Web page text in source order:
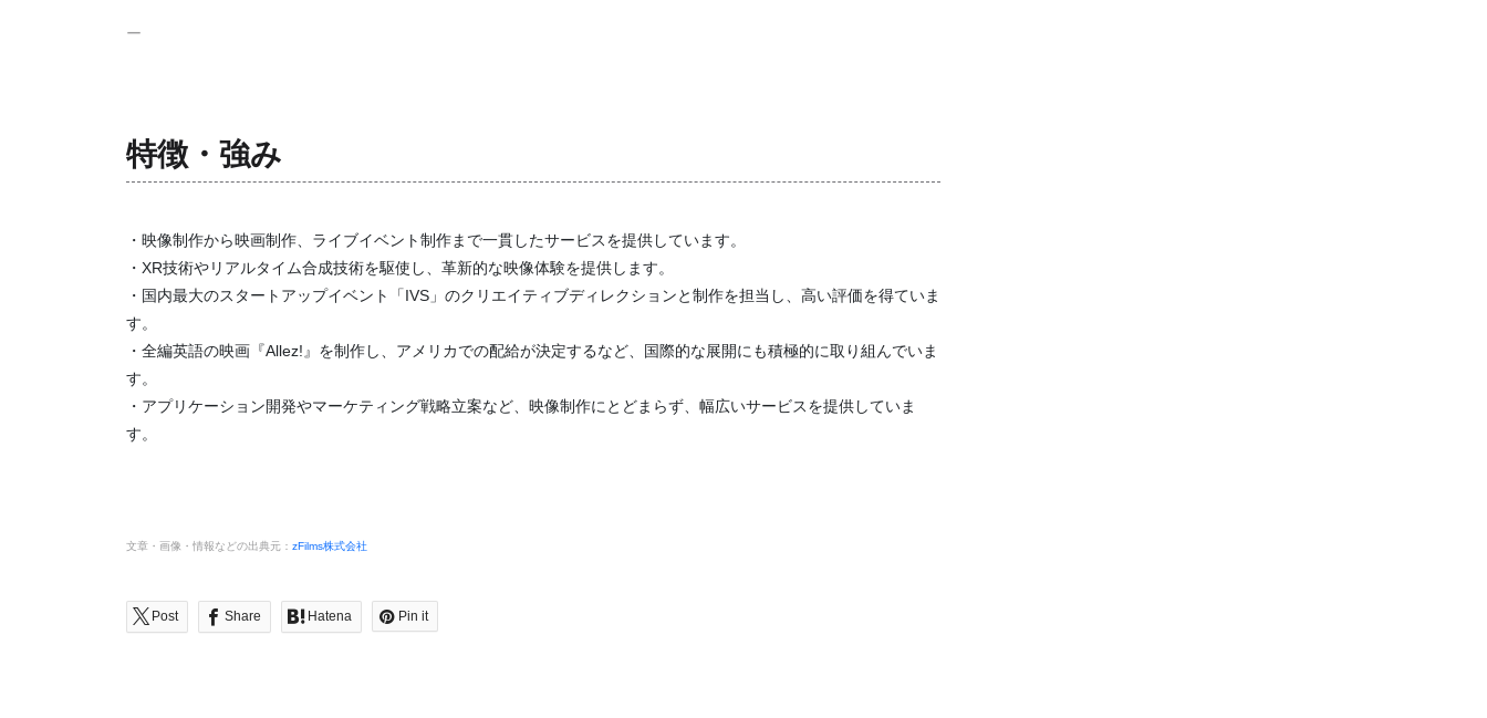
ー
特徴・強み
・映像制作から映画制作、ライブイベント制作まで一貫したサービスを提供しています。
・XR技術やリアルタイム合成技術を駆使し、革新的な映像体験を提供します。
・国内最大のスタートアップイベント「IVS」のクリエイティブディレクションと制作を担当し、高い評価を得ていま
す。
・全編英語の映画『Allez!』を制作し、アメリカでの配給が決定するなど、国際的な展開にも積極的に取り組んでいま
す。
・アプリケーション開発やマーケティング戦略立案など、映像制作にとどまらず、幅広いサービスを提供していま
す。
文章・画像・情報などの出典元： zFilms株式会社
Post Share Hatena Pin it